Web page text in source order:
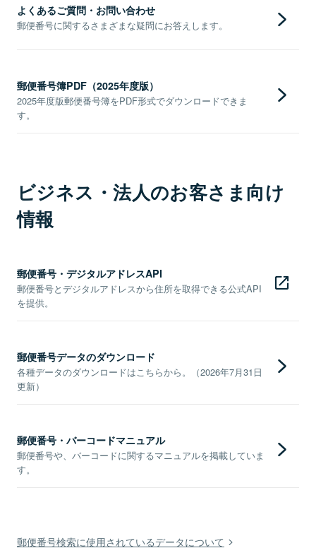
よくあるご質問・お問い合わせ
郵便番号に関するさまざまな疑問にお答えします。
郵便番号簿PDF（2025年度版）
2025年度版郵便番号簿をPDF形式でダウンロードできま
す。
ビジネス・法人のお客さま向け
情報
郵便番号・デジタルアドレスAPI
郵便番号とデジタルアドレスから住所を取得できる公式API
を提供。
郵便番号データのダウンロード
各種データのダウンロードはこちらから。（2026年7月31日
更新）
郵便番号・バーコードマニュアル
郵便番号や、バーコードに関するマニュアルを掲載していま
す。
郵便番号検索に使用されているデータについて